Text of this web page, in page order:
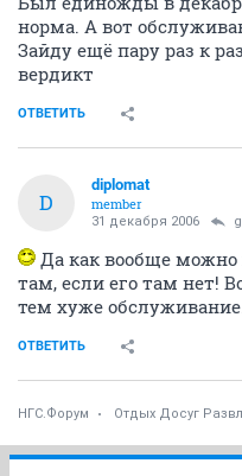
норма. А вот
Зайду ещё пару раз к
вердикт
ОТВЕТИТЬ
D
diplomat
member
31 декабря 2006
Да как вообще можно
там, если его там нет!
тем хуже
ОТВЕТИТЬ
НГС.Форум Отдых Досуг